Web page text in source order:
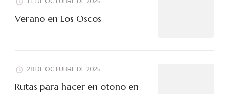
Verano en Los Oscos
28 DE OCTUBRE DE 2025
Rutas para hacer en otoño en